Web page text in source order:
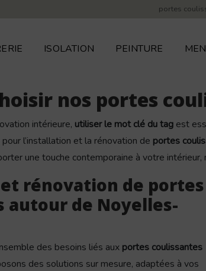
portes
ISOLATION PEINTURE
nos portes
intérieure, utiliser le mot clé du tag est
l’installation et la rénovation de portes
une touche contemporaine à votre
rénovation de portes
autour de Noyelles-
des besoins liés aux portes coulissantes
des solutions sur mesure, adaptées à vos